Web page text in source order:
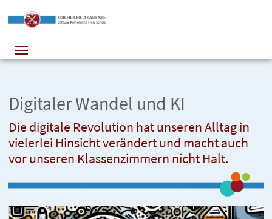
Digitaler Wandel und KI
Die digitale Revolution hat unseren Alltag in
vielerlei Hinsicht verändert und macht auch
vor unseren Klassenzimmern nicht Halt.